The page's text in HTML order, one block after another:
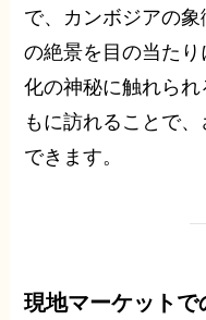
で、カンボジアの
の絶景を目の当た
化の神秘に触れら
もに訪れることで
できます。
現地マーケットで